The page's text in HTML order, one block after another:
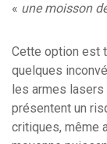
« une moisson
Cette option est
quelques
les armes
présentent un
critiques, même